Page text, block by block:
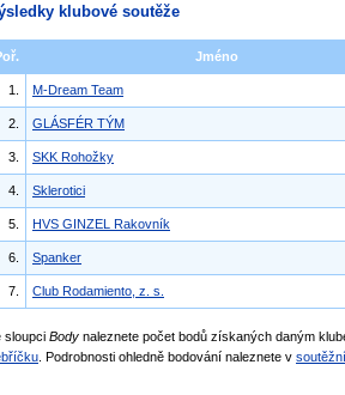
klubové soutěže
Jméno
1. M-Dream Team
2. GLÁSFÉR TÝM
3. SKK Rohožky
4. Sklerotici
5. HVS GINZEL Rakovník
6. Spanker
7. Club Rodamiento, z. s.
sloupci Body naleznete počet bodů získaných daným
. Podrobnosti ohledně bodování naleznete v